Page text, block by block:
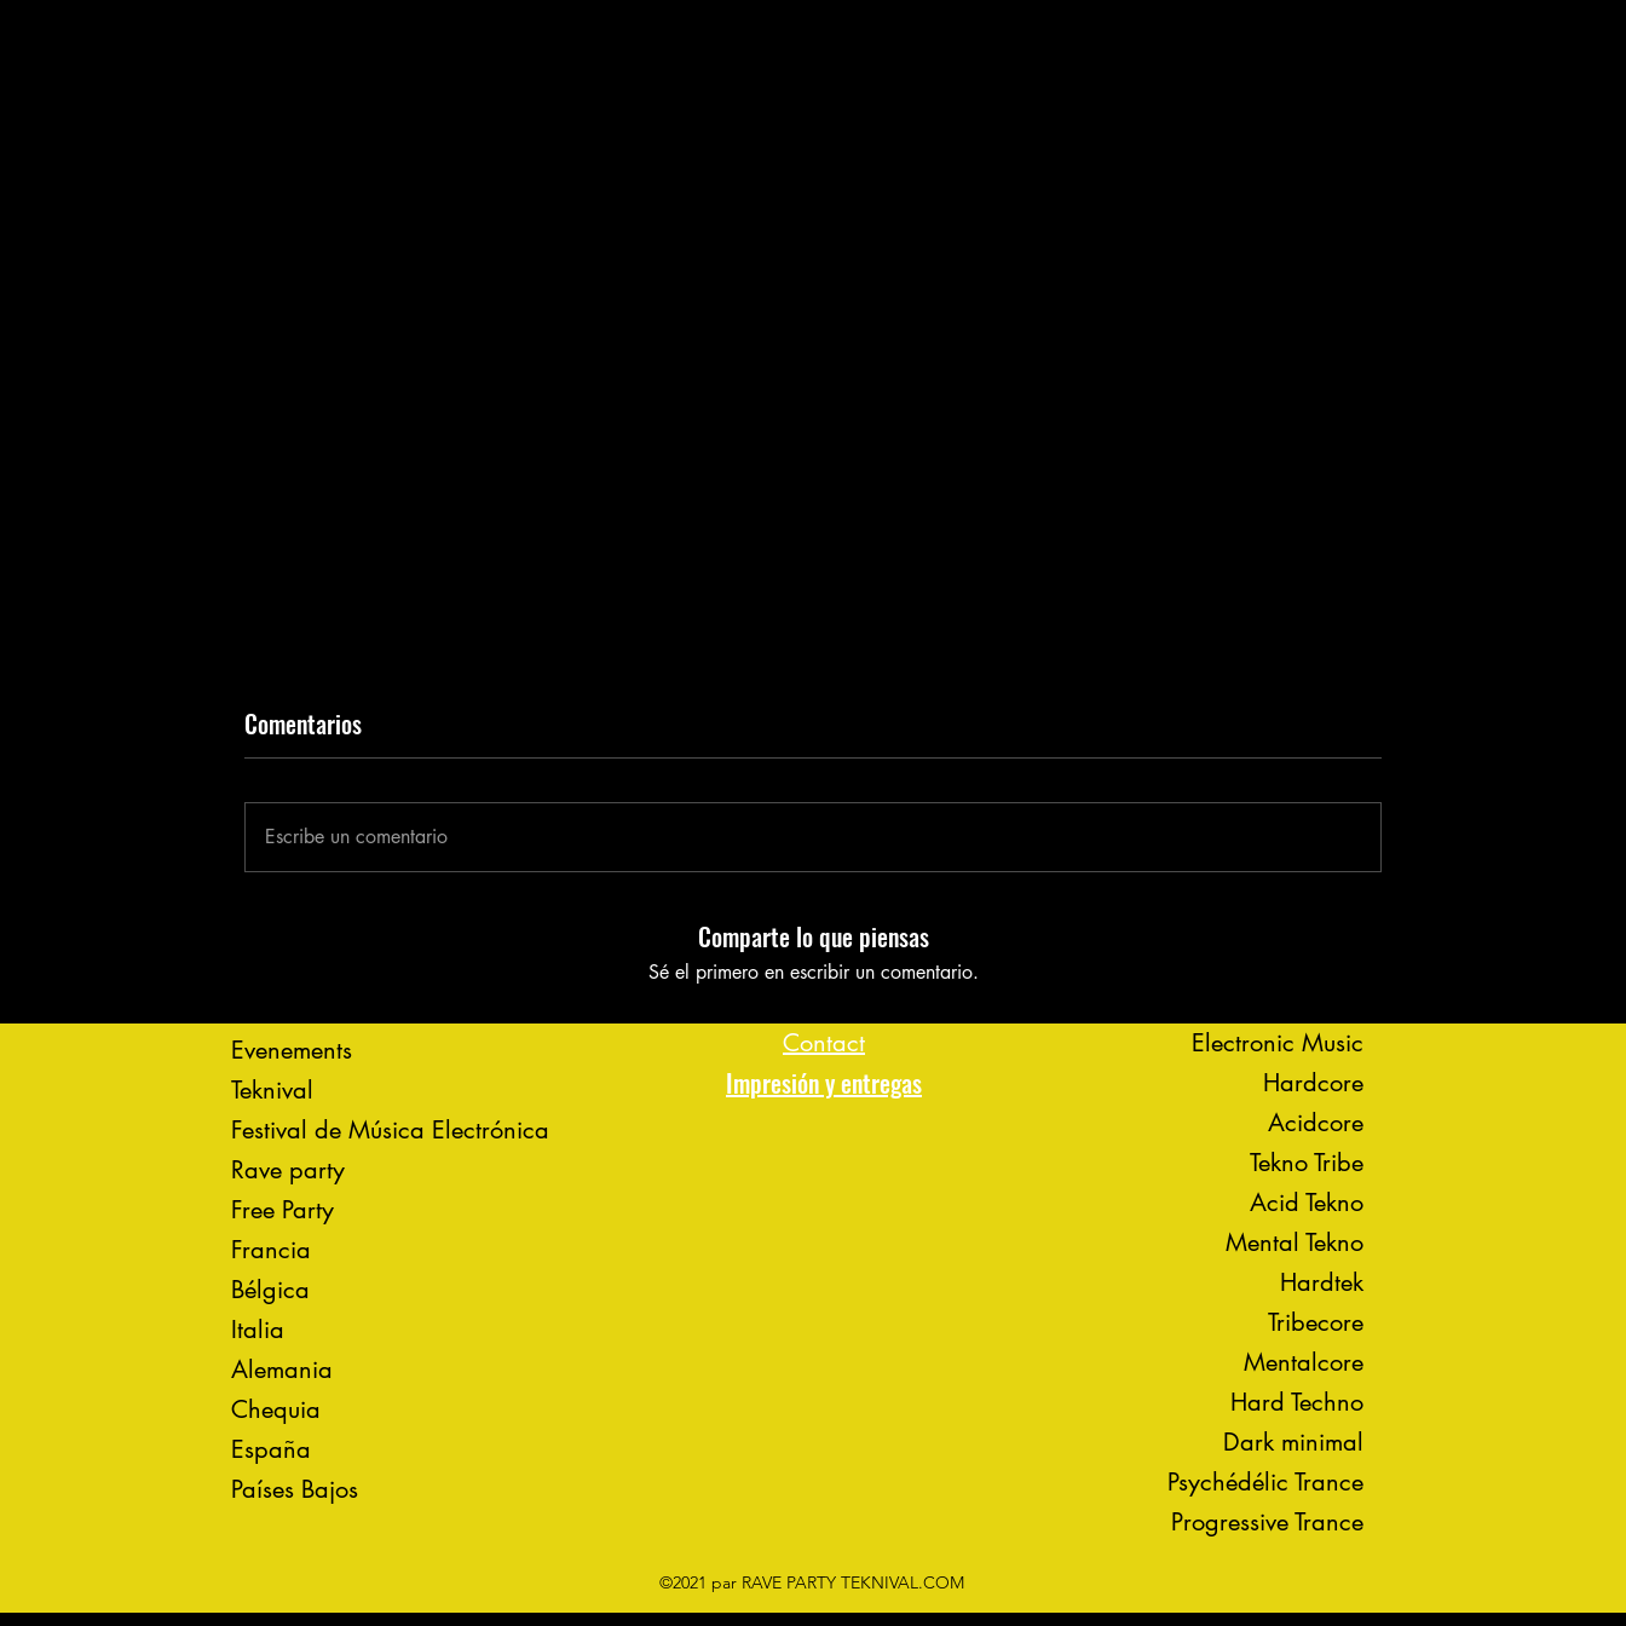
Comentarios
Escribe un comentario
Comparte lo que piensas
Sé el primero en escribir un comentario.
Evenements
Teknival
Festival de Música Electrónica
Rave party
Free Party
Francia
Bélgica
Italia
Alemania
Chequia
España
Países Bajos
Contact
Impresión y entregas
©2021 par RAVE PARTY TEKNIVAL.COM
Electronic Music
Hardcore
Acidcore
Tekno Tribe
Acid Tekno
Mental Tekno
Hardtek
Tribecore
Mentalcore
Hard Techno
Dark minimal
Psychédélic Trance
Progressive Trance